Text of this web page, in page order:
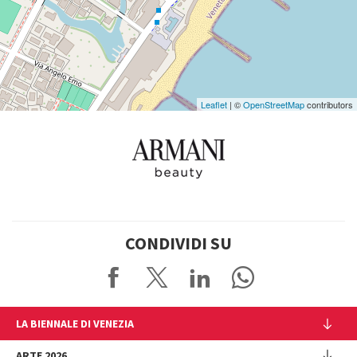
Leaflet | ©OpenStreetMapcontributors
CONDIVIDI SU
LA BIENNALE DI VENEZIA
L'Istituzione